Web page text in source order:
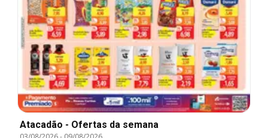
Atacadão - Ofertas da semana